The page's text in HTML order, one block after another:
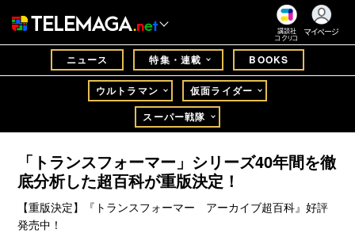
講談社
コクリコ
マイページ
ニュース 特集・連載 BOOKS
ウルトラマン
仮面ライダー
スーパー戦隊
「トランスフォーマー」シリーズ40年間を徹
底分析した超百科が重版決定！
【重版決定】『トランスフォーマー アーカイブ超百科』好評
発売中！